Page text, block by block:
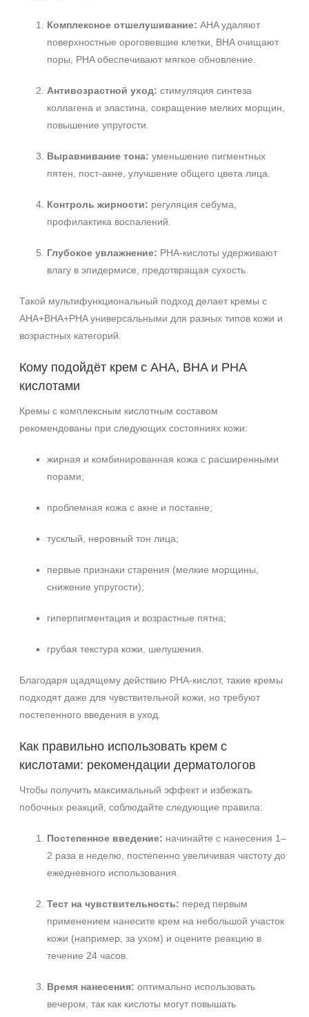
Комплексное отшелушивание: AHA удаляют
поверхностные ороговевшие клетки, BHA очищают
поры, PHA обеспечивают мягкое обновление.
Антивозрастной уход: стимуляция синтеза
коллагена и эластина, сокращение мелких морщин,
повышение упругости.
Выравнивание тона: уменьшение пигментных
пятен, пост-акне, улучшение общего цвета лица.
Контроль жирности: регуляция себума,
профилактика воспалений.
Глубокое увлажнение: PHA-кислоты удерживают
влагу в эпидермисе, предотвращая сухость.
Такой мультифункциональный подход делает кремы с
AHA+BHA+PHA универсальными для разных типов кожи и
возрастных категорий.
Кому подойдёт крем с AHA, BHA и PHA
кислотами
Кремы с комплексным кислотным составом
рекомендованы при следующих состояниях кожи:
жирная и комбинированная кожа с расширенными
порами;
проблемная кожа с акне и постакне;
тусклый, неровный тон лица;
первые признаки старения (мелкие морщины,
снижение упругости);
гиперпигментация и возрастные пятна;
грубая текстура кожи, шелушения.
Благодаря щадящему действию PHA-кислот, такие кремы
подходят даже для чувствительной кожи, но требуют
постепенного введения в уход.
Как правильно использовать крем с
кислотами: рекомендации дерматологов
Чтобы получить максимальный эффект и избежать
побочных реакций, соблюдайте следующие правила:
Постепенное введение: начинайте с нанесения 1–
2 раза в неделю, постепенно увеличивая частоту до
ежедневного использования.
Тест на чувствительность: перед первым
применением нанесите крем на небольшой участок
кожи (например, за ухом) и оцените реакцию в
течение 24 часов.
Время нанесения: оптимально использовать
вечером, так как кислоты могут повышать